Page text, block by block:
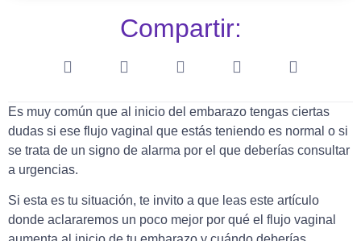
Compartir:
Es muy común que al inicio del embarazo tengas ciertas
dudas si ese flujo vaginal que estás teniendo es normal o si
se trata de un signo de alarma por el que deberías consultar
a urgencias.
Si esta es tu situación, te invito a que leas este artículo
donde aclararemos un poco mejor por qué el flujo vaginal